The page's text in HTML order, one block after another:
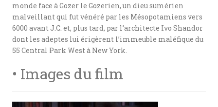
monde face à Gozer le Gozerien, un dieu sumérien
malveillant qui fut vénéré par les Mésopotamiens vers
6000 avant J.C. et, plus tard, par l’architecte Ivo Shandor
dont les adeptes lui érigèrent l’immeuble maléfique du
55 Central Park West à New York.
• Images du film